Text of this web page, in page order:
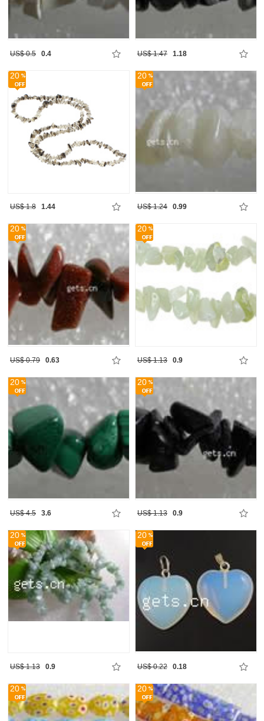
US$ 0.5 0.4 US$ 1.47 1.18
20
US$ 1.8 1.44
20
US$ 1.24 0.99
20
US$ 0.79 0.63
20
US$ 1.13 0.9
20
US$ 4.5 3.6
20
US$ 1.13 0.9
20
US$ 1.13 0.9
20
US$ 0.22 0.18
20 20